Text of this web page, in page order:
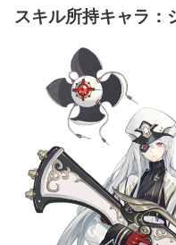
スキル所持キャラ：